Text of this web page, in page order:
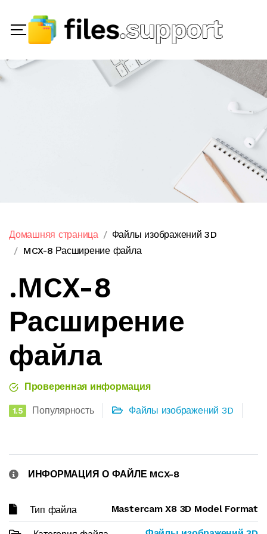
Домашняя страница
Файлы изображений 3D
MCX-8 Расширение файла
.MCX-8
Расширение
файла
Проверенная информация
1.5 Популярность Файлы изображений 3D
ИНФОРМАЦИЯ О ФАЙЛЕ MCX-8
Тип файла Mastercam X8 3D Model Format